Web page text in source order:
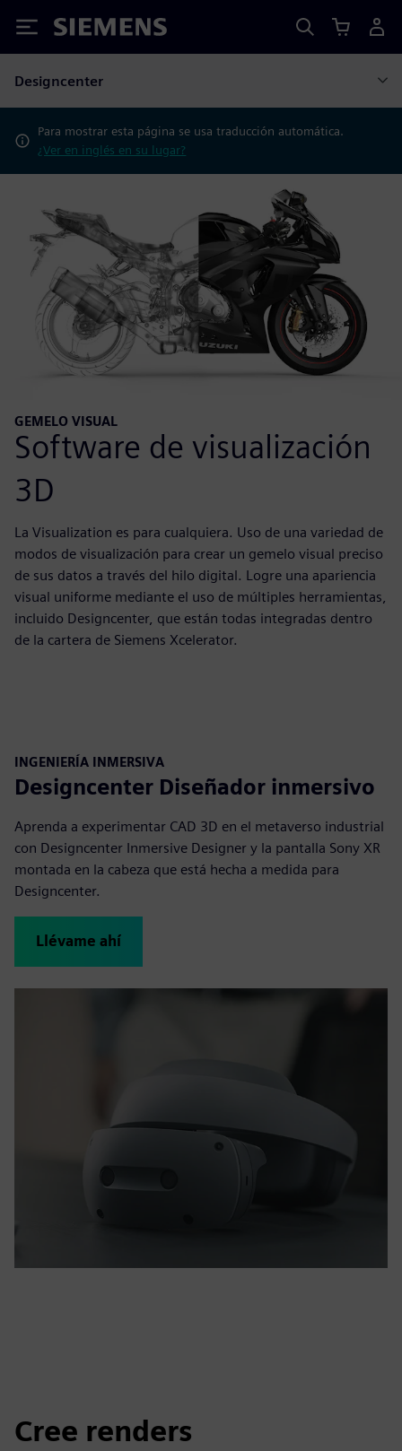
Siemens
Designcenter
Para mostrar esta página se usa traducción automática.
¿Ver en inglés en su lugar?
GEMELO VISUAL
Software de visualización
3D
La Visualization es para cualquiera. Uso de una variedad de
modos de visualización para crear un gemelo visual preciso
de sus datos a través del hilo digital. Logre una apariencia
visual uniforme mediante el uso de múltiples herramientas,
incluido Designcenter, que están todas integradas dentro
de la cartera de Siemens Xcelerator.
INGENIERÍA INMERSIVA
Designcenter Diseñador inmersivo
Aprenda a experimentar CAD 3D en el metaverso industrial
con Designcenter Inmersive Designer y la pantalla Sony XR
montada en la cabeza que está hecha a medida para
Designcenter.
Llévame ahí
Cree renders